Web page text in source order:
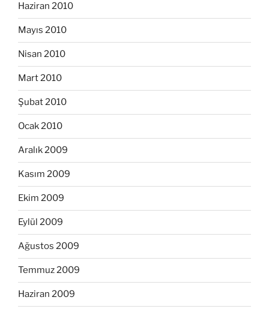
Haziran 2010
Mayıs 2010
Nisan 2010
Mart 2010
Şubat 2010
Ocak 2010
Aralık 2009
Kasım 2009
Ekim 2009
Eylül 2009
Ağustos 2009
Temmuz 2009
Haziran 2009